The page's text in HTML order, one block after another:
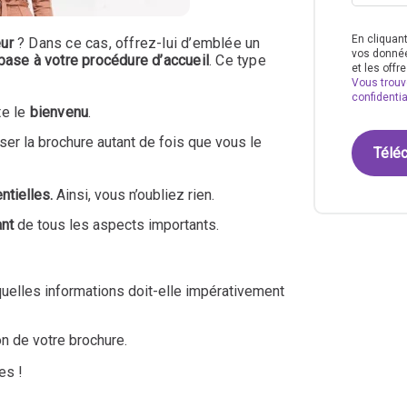
? Dans ce cas, offrez-lui d’emblée un
à votre procédure d’accueil. Ce type
le bienvenu.
la brochure autant de fois que vous le
Ainsi, vous n’oubliez rien.
de tous les aspects importants.
informations doit-elle impérativement
de votre brochure.
!
En
vos
et les
Vous